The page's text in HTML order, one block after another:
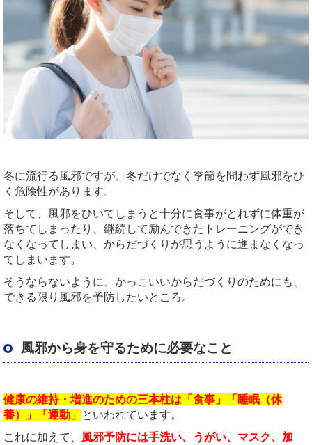
冬に流行る風邪ですが、冬だけでなく季節を問わず風邪をひ
く危険性があります。
そして、風邪をひいてしまうと十分に食事がとれずに体重が
落ちてしまったり、継続して励んできたトレーニングができ
なくなってしまい、からだづくりが思うように進まなくなっ
てしまいます。
そうならないように、かっこいいからだづくりのためにも、
できる限り風邪を予防したいところ。
風邪から身を守るために必要なこと
健康の維持・増進のための三本柱は「食事」「睡眠（休
養）」「運動」 といわれています。
これに加えて、 風邪予防には手洗い、うがい、マスク、加